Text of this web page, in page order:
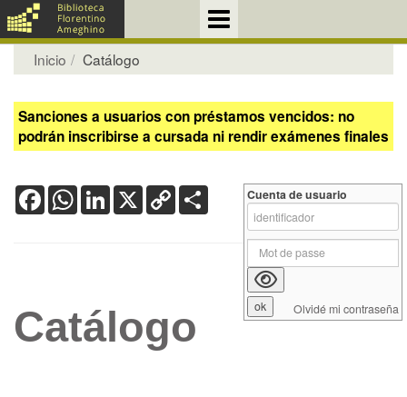
Inicio Catálogo
Sanciones a usuarios con préstamos vencidos: no
podrán inscribirse a cursada ni rendir exámenes finales
FacebookWhatsApp
LinkedIn
X Copy
Link
Catálogo
Cuenta de usuario
Olvidé mi contraseña